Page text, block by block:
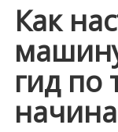
Как
гид по